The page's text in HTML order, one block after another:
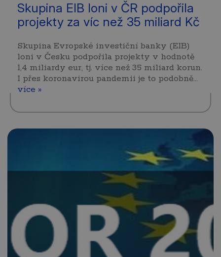
Skupina EIB loni v ČR podpořila
projekty za víc než 35 miliard Kč
Skupina Evropské investiční banky (EIB)
loni v Česku podpořila projekty v hodnotě
1,4 miliardy eur, tj. více než 35 miliard korun.
I přes koronavirou pandemii je to podobně…
více »